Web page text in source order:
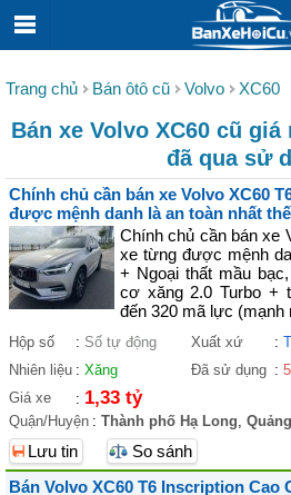
Trang chủ Bán ôtô cũ Volvo XC60
Bán xe Volvo XC60 cũ giá
đã qua sử
Chính chủ cần bán xe Volvo XC60
được mệnh danh là an toàn nhất
Chính chủ cần bán xe
xe từng được mệnh
+ Ngoại thất mầu
cơ xăng 2.0 Turbo +
đến 320 mã lực (mạnh
Hộp số : Số tự động Xuất xứ :
Nhiên liệu : Xăng Đã sử dụng :
Giá xe
: 1,33 tỷ
Quận/Huyện : Thành phố Hạ Long,
Lưu tin
So sánh
Bán Volvo XC60 T6 Inscription Cao